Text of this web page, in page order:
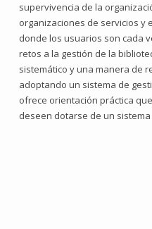
supervivencia de la
organizaciones de servicios y
donde los usuarios son cada
retos a la gestión de la
sistemático y una manera de
adoptando un sistema de
ofrece orientación práctica
deseen dotarse de un